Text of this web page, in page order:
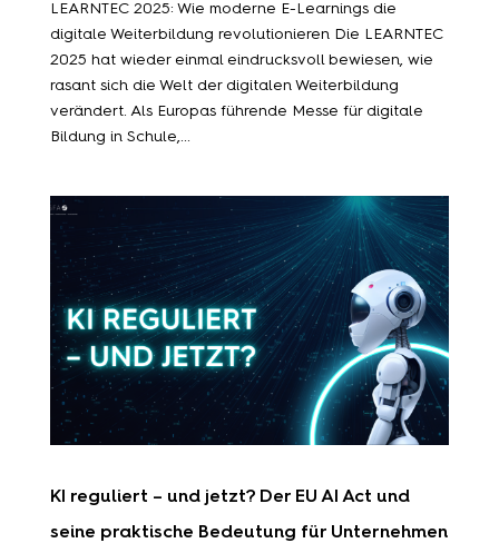
LEARNTEC 2025: Wie moderne E-Learnings die
digitale Weiterbildung revolutionieren Die LEARNTEC
2025 hat wieder einmal eindrucksvoll bewiesen, wie
rasant sich die Welt der digitalen Weiterbildung
verändert. Als Europas führende Messe für digitale
Bildung in Schule,...
KI reguliert – und jetzt? Der EU AI Act und
seine praktische Bedeutung für Unternehmen